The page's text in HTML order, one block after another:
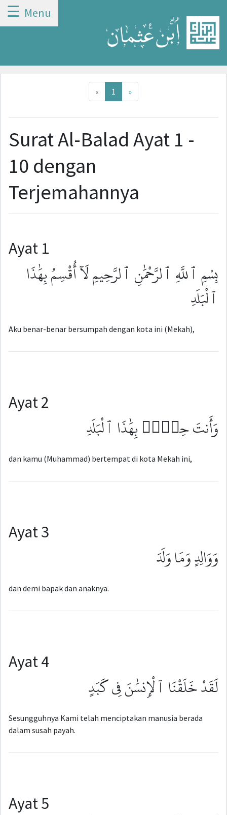
☰ Menu
« Previous
1 »Next
Surat Al-Balad Ayat 1 -
10 dengan
Terjemahannya
Ayat 1
بِسْمِ ٱللَّهِ ٱلرَّحْمَٰنِ ٱلرَّحِيمِ لَآ أُقْسِمُ بِهَٰذَا
ٱلْبَلَدِ
Aku benar-benar bersumpah dengan kota ini (Mekah),
Ayat 2
وَأَنتَ حِلٌّۢ بِهَٰذَا ٱلْبَلَدِ
dan kamu (Muhammad) bertempat di kota Mekah ini,
Ayat 3
وَوَالِدٍ وَمَا وَلَدَ
dan demi bapak dan anaknya.
Ayat 4
لَقَدْ خَلَقْنَا ٱلْإِنسَٰنَ فِى كَبَدٍ
Sesungguhnya Kami telah menciptakan manusia berada
dalam susah payah.
Ayat 5